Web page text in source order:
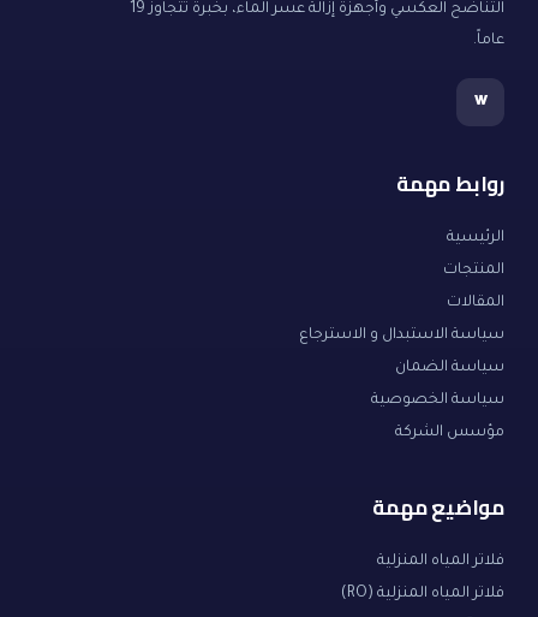
التناضح العكسي وأجهزة إزالة عسر الماء، بخبرة تتجاوز 19
عاماً.
w
روابط مهمة
الرئيسية
المنتجات
المقالات
سياسة الاستبدال و الاسترجاع
سياسة الضمان
سياسة الخصوصية
مؤسس الشركة
مواضيع مهمة
فلاتر المياه المنزلية
فلاتر المياه المنزلية (RO)